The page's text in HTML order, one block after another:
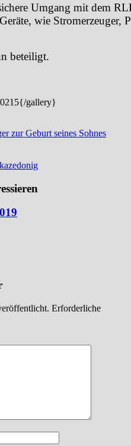
Umgang mit dem
wie Stromerzeuger,
beteiligt.
gallery}
zur Geburt seines Sohnes
Erforderliche